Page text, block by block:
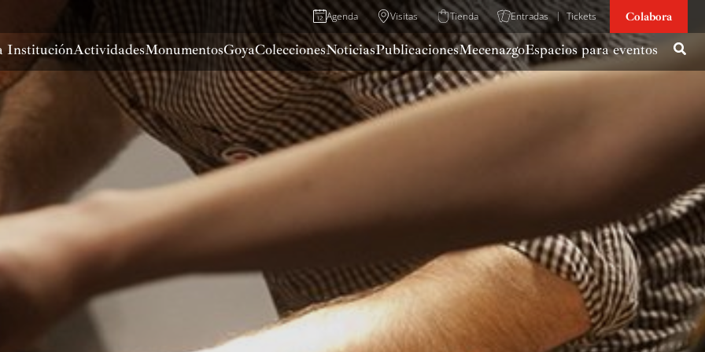
Agenda Visitas Tienda Entradas Tickets Colabora
InstituciónActividadesMonumentosGoyaColeccionesNoticiasPublicacionesMecenazgoEspacios para eventos